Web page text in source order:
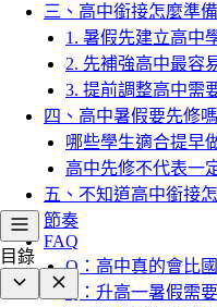
三、高中銜接怎麼準
1. 暑假先建立高中
2. 先補強高中最容
3. 提前調整高中需
四、高中暑假要先修
哪些學生適合提早
高中先修不代表一
五、不知道高中銜接
節奏
FAQ
Q：高中真的會比
Q：升高一暑假需
目錄